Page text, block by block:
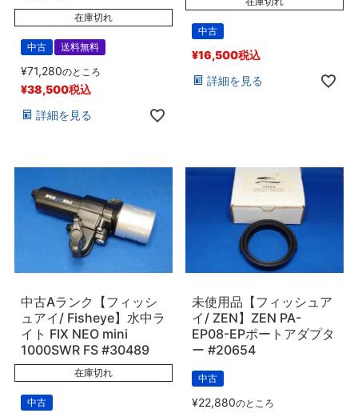
在庫切れ
中古 送料無料
¥71,280のところ
¥38,500税込
詳細を見る
中古
¥16,500税込
詳細を見る
中古Aランク【フィッシ
ュアイ/ Fisheye】水中ラ
イト FIX NEO mini
1000SWR FS #30489
在庫切れ
中古
未使用品【フィッシュア
イ/ ZEN】ZEN PA-
EP08-EPポートアダプタ
ー #20654
中古
¥22,880のところ